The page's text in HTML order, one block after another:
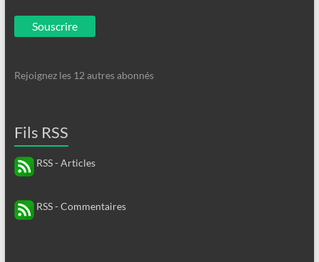
Souscrire
Rejoignez les 12 autres abonnés
Fils RSS
RSS - Articles
RSS - Commentaires